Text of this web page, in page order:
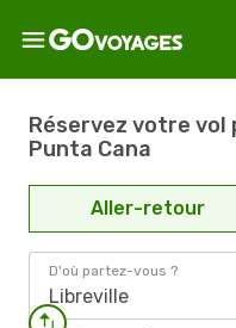
Réservez votre vol
Punta Cana
Aller-retour
D'où partez-vous ?
Libreville